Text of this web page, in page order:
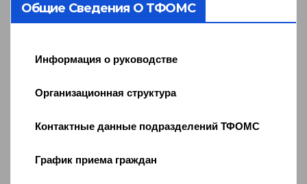
Общие Сведения О ТФОМС
Информация о руководстве
Организационная структура
Контактные данные подразделений ТФОМС
График приема граждан